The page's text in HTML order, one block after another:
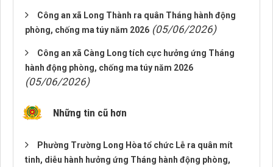
Công an xã Long Thành ra quân Tháng hành động
phòng, chống ma túy năm 2026 (05/06/2026)
Công an xã Càng Long tích cực hưởng ứng Tháng
hành động phòng, chống ma túy năm 2026
(05/06/2026)
Những tin cũ hơn
Phường Trường Long Hòa tổ chức Lễ ra quân mít
tinh, diễu hành hưởng ứng Tháng hành động phòng,